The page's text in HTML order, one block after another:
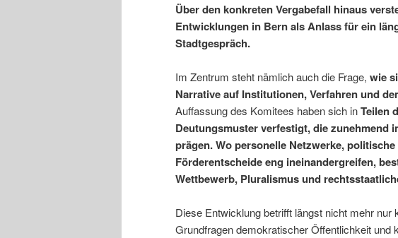
Über den konkreten Vergabefall hinaus
Entwicklungen in Bern als Anlass für ein
Stadtgespräch.
Im Zentrum steht nämlich auch die Frage, wie
Narrative auf Institutionen, Verfahren und
Auffassung des Komitees haben sich inTeilen
Deutungsmuster verfestigt, die zunehmend
prägen. Wo personelle Netzwerke,
Förderentscheide eng ineinandergreifen,
Wettbewerb, Pluralismus und
Diese Entwicklung betrifft längst nicht mehr nur
Grundfragen demokratischer Öffentlichkeit und